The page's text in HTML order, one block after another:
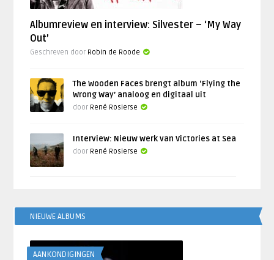
Albumreview en interview: Silvester – ‘My Way
Out’
Geschreven door Robin de Roode
The Wooden Faces brengt album ‘Flying the
Wrong Way’ analoog en digitaal uit
door René Rosierse
Interview: Nieuw werk van Victories at Sea
door René Rosierse
NIEUWE ALBUMS
AANKONDIGINGEN